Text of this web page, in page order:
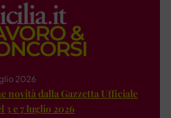
2026
novità dalla Gazzetta Ufficiale
3 e 7 luglio 2026